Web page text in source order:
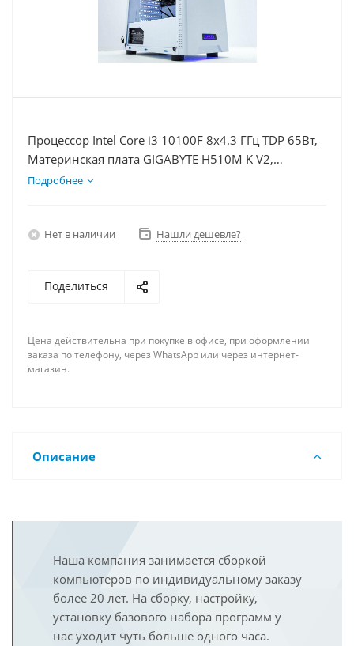
Процессор Intel Core i3 10100F 8x4.3 ГГц TDP 65Вт,
Материнская плата GIGABYTE H510M K V2,
Видеокарта GTX 1650 4Гб, Память DDR4 8Gb,
Подробнее
Нет в наличии Нашли дешевле?
Поделиться
Цена действительна при покупке в офисе, при оформлении
заказа по телефону, через WhatsApp или через интернет-
магазин.
Описание
Наша компания занимается сборкой
компьютеров по индивидуальному заказу
более 20 лет. На сборку, настройку,
установку базового набора программ у
нас уходит чуть больше одного часа.